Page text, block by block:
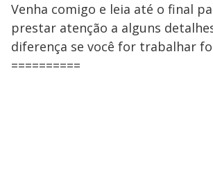
Venha comigo e leia até o final
prestar atenção a alguns
diferença se você for trabalhar
==========